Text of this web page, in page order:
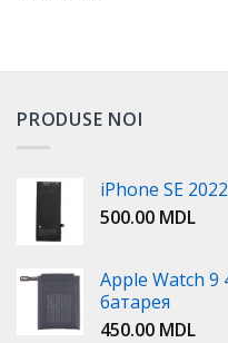
PRODUSE NOI
iPhone SE
500.00 MDL
Apple Watch
батарея
450.00 MDL